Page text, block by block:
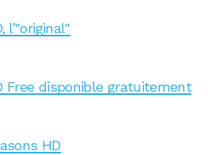
l’"original"
Free disponible gratuitement
HD